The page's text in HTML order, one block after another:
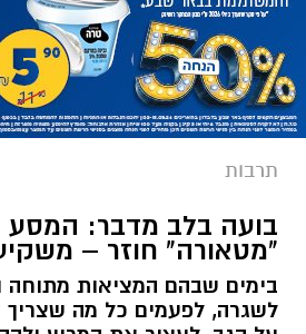
תרבות
בועה בלב מדבר: המסע
"מטאורה" חוזר –
בימים שבהם המציאות מתוחה
לשגרה, לפעמים כל מה